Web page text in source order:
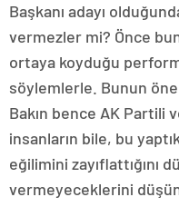
Başkanı adayı
vermezler mi? Önce
ortaya koyduğu
söylemlerle. Bunun
Bakın bence AK Partili
insanların bile, bu
eğilimini zayıflattığını
vermeyeceklerini